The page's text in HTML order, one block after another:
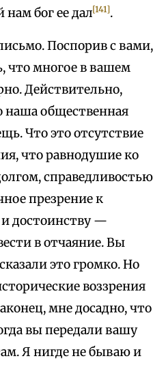
нам бог ее дал[141].
Поспорив с вами,
что многое в вашем
Действительно,
наша общественная
Что это отсутствие
что равнодушие ко
справедливостью
презрение к
достоинству —
в отчаяние. Вы
это громко. Но
воззрения
мне досадно, что
вы передали вашу
Я нигде не бываю и